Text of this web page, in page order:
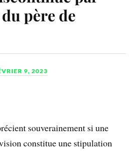
père de
9, 2023
souverainement si une
constitue une stipulation